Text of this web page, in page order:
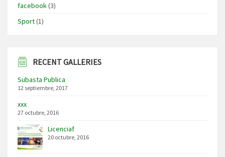
facebook(3)
Sport(1)
RECENT GALLERIES
Subasta Publica
12 septiembre, 2017
xxx
27 octubre, 2016
Licenciaf
20 octubre, 2016